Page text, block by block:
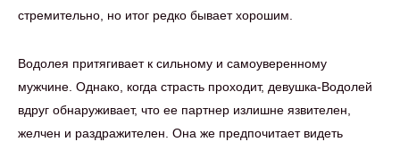
стремительно, но итог редко бывает хорошим.
Водолея притягивает к сильному и самоуверенному
мужчине. Однако, когда страсть проходит, девушка-Водолей
вдруг обнаруживает, что ее партнер излишне язвителен,
желчен и раздражителен. Она же предпочитает видеть